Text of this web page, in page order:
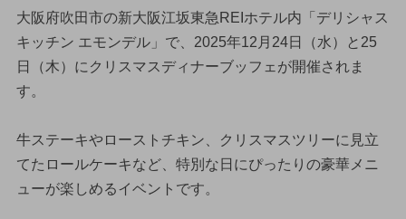
大阪府吹田市の新大阪江坂東急REIホテル内「デリシャス
キッチン エモンデル」で、2025年12月24日（水）と25
日（木）にクリスマスディナーブッフェが開催されま
す。
牛ステーキやローストチキン、クリスマスツリーに見立
てたロールケーキなど、特別な日にぴったりの豪華メニ
ューが楽しめるイベントです。